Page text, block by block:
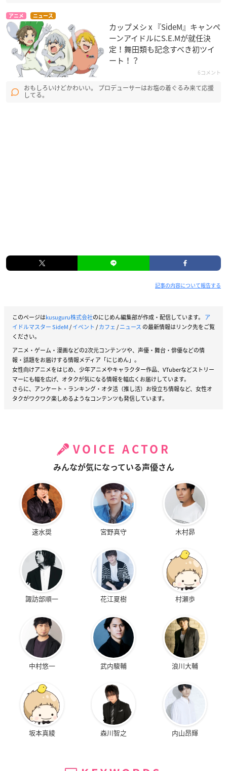
アニメ ニュース
カップメシ x 『SideM』キャンペ
ーンアイドルにS.E.Mが就任決
定！舞田類も記念すべき初ツイ
ート！？
6コメント
おもしろいけどかわいい。 プロデューサーはお塩の着ぐるみ来て応援
してる。
記事の内容について報告する
このページはkusuguru株式会社のにじめん編集部が作成・配信しています。 ア
イドルマスター SideM/イベント /カフェ/ニュース の最新情報はリンク先をご覧
ください。
アニメ・ゲーム・漫画などの2次元コンテンツや、声優・舞台・俳優などの情
報・話題をお届けする情報メディア「にじめん」。
女性向けアニメをはじめ、少年アニメやキャラクター作品、VTuberなどストリー
マーにも幅を広げ、オタクが気になる情報を幅広くお届けしています。
さらに、アンケート・ランキング・オタ活（推し活）お役立ち情報など、女性オ
タクがワクワク楽しめるようなコンテンツも発信しています。
VOICE ACTOR
みんなが気になっている声優さん
速水奨 宮野真守 木村昴
諏訪部順一 花江夏樹 村瀬歩
中村悠一 武内駿輔 浪川大輔
坂本真綾 森川智之 内山昂輝